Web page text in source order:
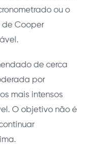
ou o
de Cooper
de cerca
por
mais intensos
O objetivo não é